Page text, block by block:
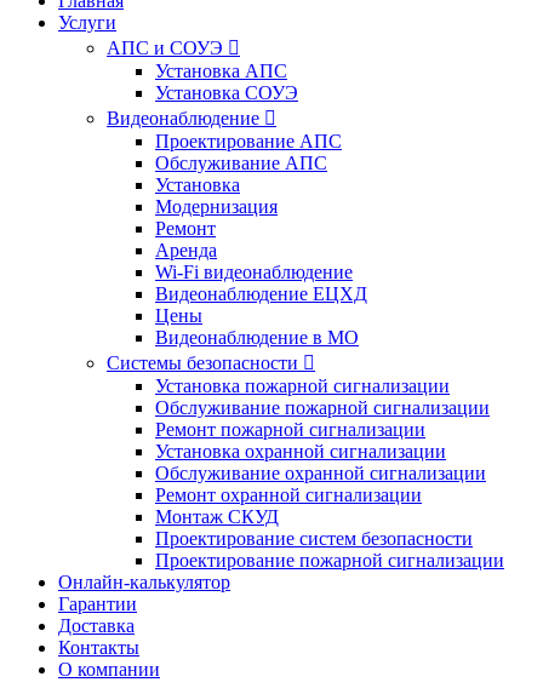
Услуги
АПС и СОУЭ 
Установка АПС
Установка СОУЭ
Видеонаблюдение 
Проектирование АПС
Обслуживание АПС
Установка
Модернизация
Ремонт
Аренда
Wi-Fi видеонаблюдение
Видеонаблюдение ЕЦХД
Цены
Видеонаблюдение в МО
Системы безопасности 
Установка пожарной сигнализации
Обслуживание пожарной сигнализации
Ремонт пожарной сигнализации
Установка охранной сигнализации
Обслуживание охранной сигнализации
Ремонт охранной сигнализации
Монтаж СКУД
Проектирование систем безопасности
Проектирование пожарной сигнализации
Онлайн-калькулятор
Гарантии
Доставка
Контакты
О компании